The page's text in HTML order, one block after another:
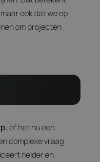
ook dat we op
om projecten
: of het nu een
complexe vraag
helder en